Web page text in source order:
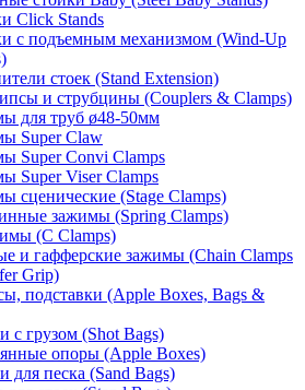
Click Stands
с подъемным механизмом (Wind-Up
стоек (Stand Extension)
и струбцины (Couplers & Clamps)
для труб ø48-50мм
Super Claw
Super Convi Clamps
Super Viser Clamps
сценические (Stage Clamps)
зажимы (Spring Clamps)
(C Clamps)
и гафферские зажимы (Chain Clamps
Grip)
подставки (Apple Boxes, Bags &
с грузом (Shot Bags)
опоры (Apple Boxes)
для песка (Sand Bags)